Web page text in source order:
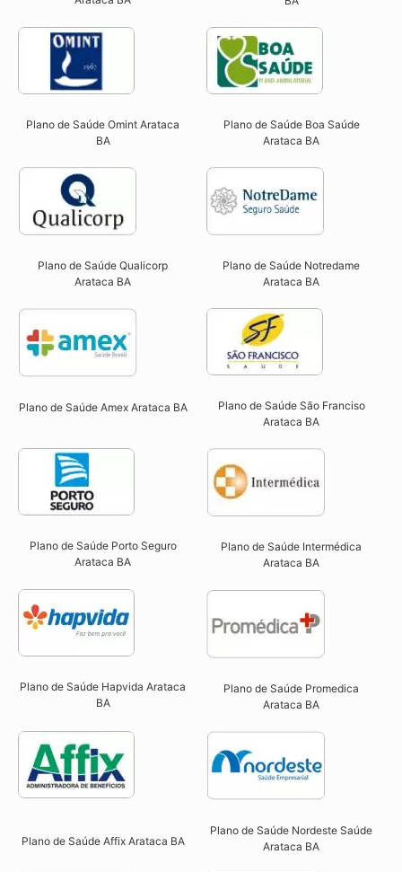
Plano de Saúde Omint Arataca
BA​
Plano de Saúde Boa Saúde
Arataca BA​
Plano de Saúde Qualicorp
Arataca BA​
Plano de Saúde Notredame
Arataca BA​
Plano de Saúde Amex Arataca BA
Plano de Saúde São Franciso
Arataca BA​
Plano de Saúde Porto Seguro
Arataca BA​
Plano de Saúde Intermédica
Arataca BA​
Plano de Saúde Hapvida Arataca
BA​
Plano de Saúde Promedica
Arataca BA
Plano de Saúde Affix Arataca BA​
Plano de Saúde Nordeste Saúde
Arataca BA